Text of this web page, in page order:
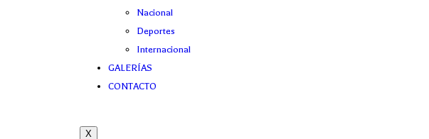
Nacional
Deportes
Internacional
GALERÍAS
CONTACTO
X